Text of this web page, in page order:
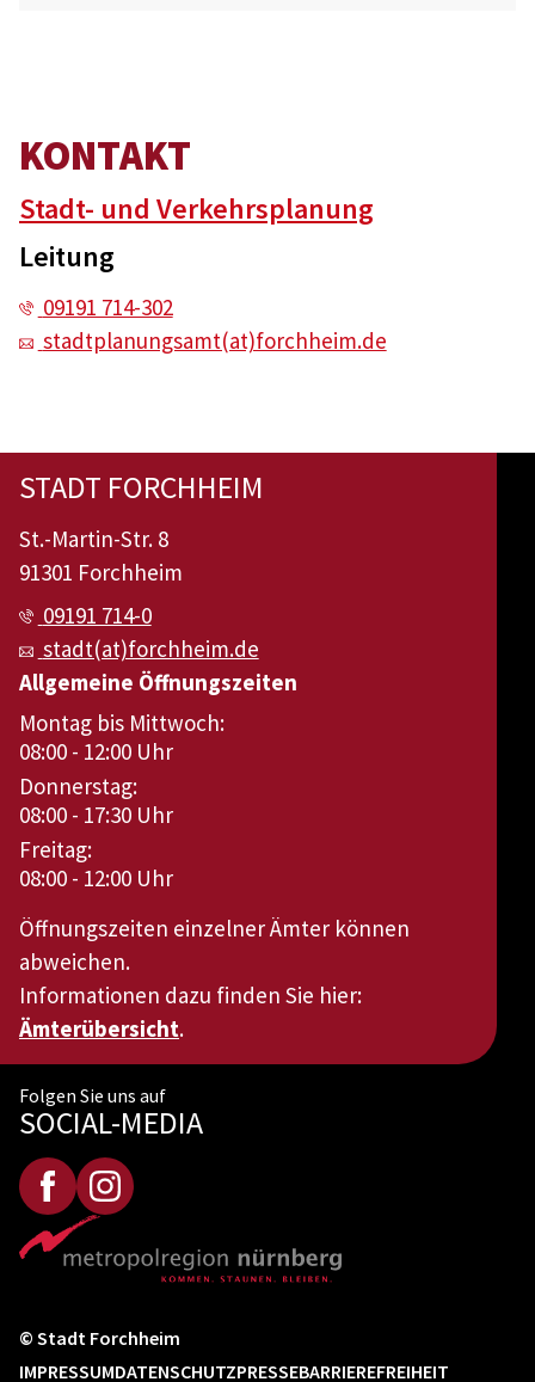
KONTAKT
Stadt- und Verkehrsplanung
Leitung
09191 714-302
stadtplanungsamt(at)forchheim.de
STADT FORCHHEIM
St.-Martin-Str. 8
91301 Forchheim
09191 714-0
stadt(at)forchheim.de
Allgemeine Öffnungszeiten
Montag bis Mittwoch:
08:00 - 12:00 Uhr
Donnerstag:
08:00 - 17:30 Uhr
Freitag:
08:00 - 12:00 Uhr
Öffnungszeiten einzelner Ämter können
abweichen.
Informationen dazu finden Sie hier:
Ämterübersicht.
Folgen Sie uns auf
SOCIAL-MEDIA
© Stadt Forchheim
IMPRESSUMDATENSCHUTZPRESSEBARRIEREFREIHEIT